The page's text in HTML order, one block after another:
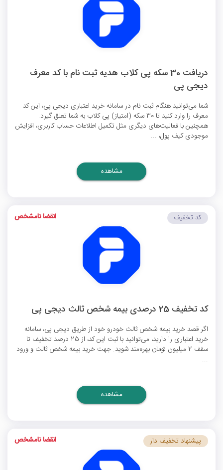
دریافت 30 سکه پی کلاب هدیه ثبت نام با کد معرف
دیجی پی
شما می‌توانید هنگام ثبت نام در سامانه خرید اعتباری دیجی پی، این کد
معرف را وارد کنید تا 30 سکه (امتیاز) پی کلاب به شما تعلق گیرد.
همچنین با فعالیت‌های دیگری مثل تکمیل اطلاعات حساب کاربری، افزایش
موجودی کیف پول، ...
مشاهده
کد تخفیف 25 درصدی بیمه شخص ثالث دیجی پی
اگر قصد خرید بیمه شخص ثالث خودرو خود از طریق دیجی پی، سامانه
خرید اعتباری را دارید، می‌توانید با ثبت این کد، از 25 درصد تخفیف تا
سقف 2 میلیون تومان بهره‌مند شوید. جهت خرید بیمه شخص ثالث و ورود
...
کد تخفیف انقضا نامشخص
مشاهده
پیشنهاد تخفیف دار انقضا نامشخص